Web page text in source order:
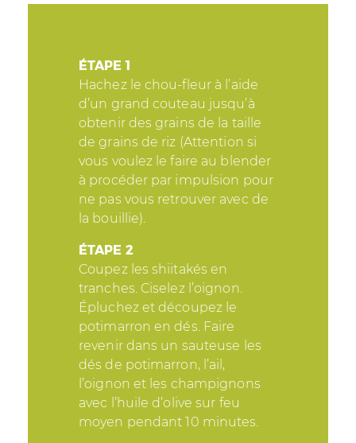
ÉTAPE 1
Hachez le chou-fleur à l’aide
d’un grand couteau jusqu’à
obtenir des grains de la taille
de grains de riz (Attention si
vous voulez le faire au blender
à procéder par impulsion pour
ne pas vous retrouver avec de
la bouillie).
ÉTAPE 2
Coupez les shiitakés en
tranches. Ciselez l’oignon.
Épluchez et découpez le
potimarron en dés. Faire
revenir dans un sauteuse les
dés de potimarron, l’ail,
l’oignon et les champignons
avec l’huile d’olive sur feu
moyen pendant 10 minutes.